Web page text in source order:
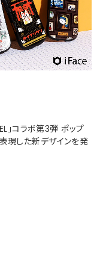
」コラボ第3弾 ポップ
現した新デザインを発